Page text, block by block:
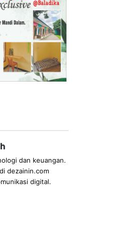
dan keuangan.
dezainin.com
digital.